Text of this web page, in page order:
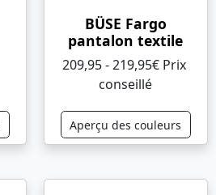
BÜSE Fargo
pantalon textile
209,95 - 219,95€ Prix ​​
conseillé
Aperçu des couleurs